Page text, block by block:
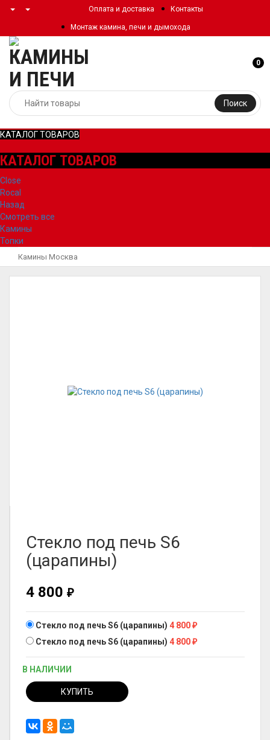
Оплата и доставка Контакты
Монтаж камина, печи и дымохода
Поиск
0
КАТАЛОГ ТОВАРОВ
КАТАЛОГ ТОВАРОВ
Close
Rocal
Назад
Смотреть все
Камины
Топки
Камины Москва
Стекло под печь S6
(царапины)
4 800 ₽
Стекло под печь S6 (царапины) 4 800 ₽
Стекло под печь S6 (царапины) 4 800 ₽
В НАЛИЧИИ
КУПИТЬ